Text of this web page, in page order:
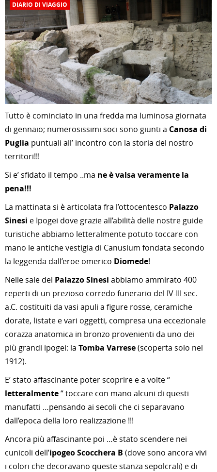
DIARIO DI VIAGGIO
Tutto è cominciato in una fredda ma luminosa giornata
di gennaio; numerosissimi soci sono giunti a Canosa di
Puglia puntuali all’ incontro con la storia del nostro
territori!!!
Si e’ sfidato il tempo ..ma ne è valsa veramente la
pena!!!
La mattinata si è articolata fra l’ottocentesco Palazzo
Sinesi e Ipogei dove grazie all’abilità delle nostre guide
turistiche abbiamo letteralmente potuto toccare con
mano le antiche vestigia di Canusium fondata secondo
la leggenda dall’eroe omerico Diomede!
Nelle sale del Palazzo Sinesi abbiamo ammirato 400
reperti di un prezioso corredo funerario del IV-III sec.
a.C. costituiti da vasi apuli a figure rosse, ceramiche
dorate, listate e vari oggetti, compresa una eccezionale
corazza anatomica in bronzo provenienti da uno dei
più grandi ipogei: la Tomba Varrese(scoperta solo nel
1912).
E’ stato affascinante poter scoprire e a volte “
letteralmente“ toccare con mano alcuni di questi
manufatti …pensando ai secoli che ci separavano
dall’epoca della loro realizzazione !!!
Ancora più affascinante poi …è stato scendere nei
cunicoli dell’ipogeo Scocchera B (dove sono ancora vivi
i colori che decoravano queste stanza sepolcrali) e di